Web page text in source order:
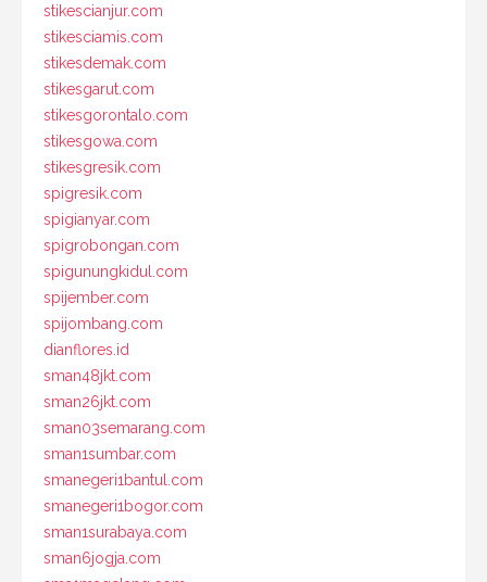
stikescianjur.com
stikesciamis.com
stikesdemak.com
stikesgarut.com
stikesgorontalo.com
stikesgowa.com
stikesgresik.com
spigresik.com
spigianyar.com
spigrobongan.com
spigunungkidul.com
spijember.com
spijombang.com
dianflores.id
sman48jkt.com
sman26jkt.com
sman03semarang.com
sman1sumbar.com
smanegeri1bantul.com
smanegeri1bogor.com
sman1surabaya.com
sman6jogja.com